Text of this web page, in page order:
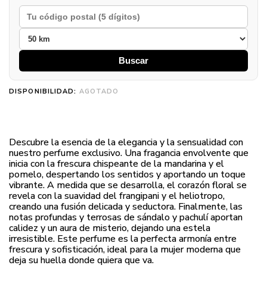
Buscar
DISPONIBILIDAD: AGOTADO
Descubre la esencia de la elegancia y la sensualidad con
nuestro perfume exclusivo. Una fragancia envolvente que
inicia con la frescura chispeante de la mandarina y el
pomelo, despertando los sentidos y aportando un toque
vibrante. A medida que se desarrolla, el corazón floral se
revela con la suavidad del frangipani y el heliotropo,
creando una fusión delicada y seductora. Finalmente, las
notas profundas y terrosas de sándalo y pachulí aportan
calidez y un aura de misterio, dejando una estela
irresistible. Este perfume es la perfecta armonía entre
frescura y sofisticación, ideal para la mujer moderna que
deja su huella donde quiera que va.